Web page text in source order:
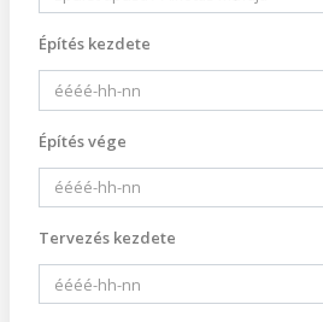
Építés kezdete
Építés vége
Tervezés kezdete